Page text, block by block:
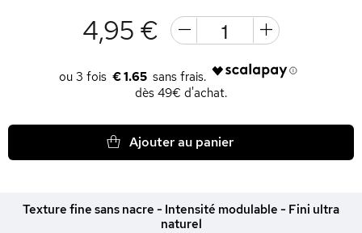
4,95 €
€ 1.65
dès 49€ d'achat.
Ajouter au panier
Texture fine sans nacre - Intensité modulable - Fini ultra
naturel